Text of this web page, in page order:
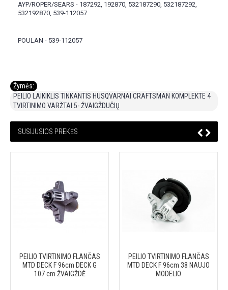
AYP/ROPER/SEARS - 187292, 192870, 532187290, 532187292,
532192870, 539-112057
POULAN - 539-112057
Žymės:
PEILIO LAIKIKLIS TINKANTIS HUSQVARNAI CRAFTSMAN KOMPLEKTE 4
TVIRTINIMO VARŽTAI 5- ŽVAIGŽDUČIŲ
SUSIJUSIOS PREKĖS
PEILIO TVIRTINIMO FLANČAS
MTD DECK F 96cm DECK G
107 cm ŽVAIGŽDĖ
PEILIO TVIRTINIMO FLANČAS
MTD DECK F 96cm 38 NAUJO
MODELIO